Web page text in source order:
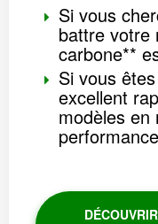
Si vous
battre votre
carbone**
Si vous
excellent
modèles en